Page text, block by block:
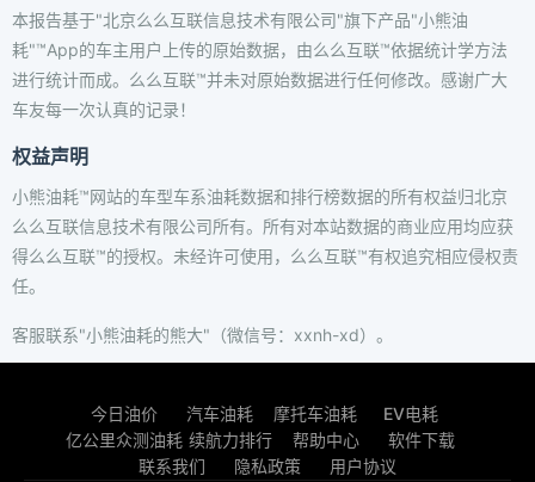
本报告基于"北京么么互联信息技术有限公司"旗下产品"小熊油
耗"™App的车主用户上传的原始数据，由么么互联™依据统计学方法
进行统计而成。么么互联™并未对原始数据进行任何修改。感谢广大
车友每一次认真的记录！
权益声明
小熊油耗™网站的车型车系油耗数据和排行榜数据的所有权益归北京
么么互联信息技术有限公司所有。所有对本站数据的商业应用均应获
得么么互联™的授权。未经许可使用，么么互联™有权追究相应侵权责
任。
客服联系"小熊油耗的熊大"（微信号：xxnh-xd）。
今日油价 汽车油耗 摩托车油耗
EV电耗
亿公里众测油耗 续航力排行 帮助中心
软件下载
联系我们
隐私政策 用户协议